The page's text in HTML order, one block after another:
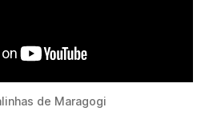
de Maragogi